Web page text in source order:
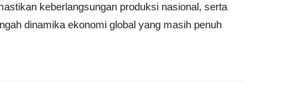
keberlangsungan produksi nasional, serta
dinamika ekonomi global yang masih penuh